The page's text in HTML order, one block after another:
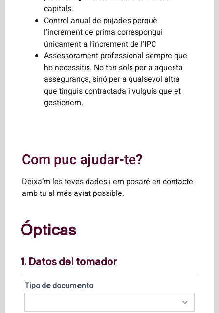
capitals.
Control anual de pujades perquè
l’increment de prima correspongui
únicament a l’increment de l’IPC
Assessorament professional sempre que
ho necessitis. No tan sols per a aquesta
assegurança, sinó per a qualsevol altra
que tinguis contractada i vulguis que et
gestionem.
Com puc ajudar-te?
Deixa’m les teves dades i em posaré en contacte
amb tu al més aviat possible.